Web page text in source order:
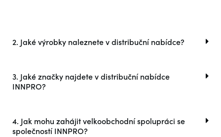
2. Jaké výrobky naleznete v distribuční nabídce?
3. Jaké značky najdete v distribuční nabídce
INNPRO?
4. Jak mohu zahájit velkoobchodní spolupráci se
společností INNPRO?